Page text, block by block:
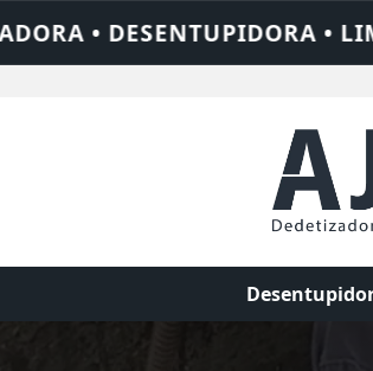
DE FOSSA • 24 HORAS •